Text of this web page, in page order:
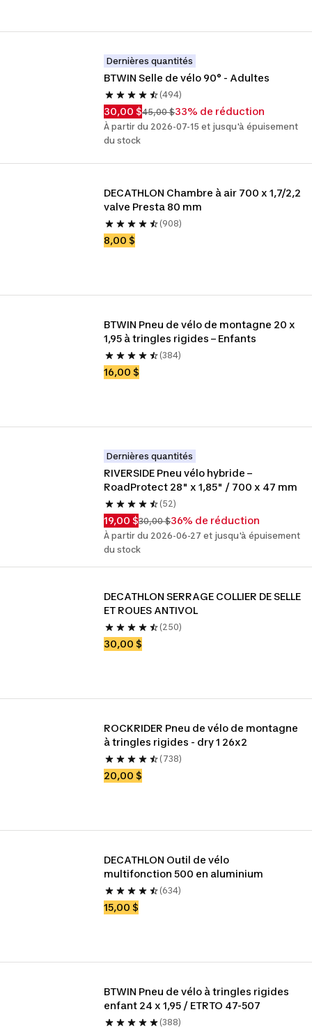
Dernières quantités
BTWIN Selle de vélo 90° - Adultes
(494)
30,00 $45,00 $33% de réduction
À partir du 2026-07-15 et jusqu'à épuisement
du stock
DECATHLON Chambre à air 700 x 1,7/2,2
valve Presta 80 mm
(908)
8,00 $
BTWIN Pneu de vélo de montagne 20 x
1,95 à tringles rigides – Enfants
(384)
16,00 $
Dernières quantités
RIVERSIDE Pneu vélo hybride –
RoadProtect 28" x 1,85" / 700 x 47 mm
(52)
19,00 $30,00 $36% de réduction
À partir du 2026-06-27 et jusqu'à épuisement
du stock
DECATHLON SERRAGE COLLIER DE SELLE
ET ROUES ANTIVOL
(250)
30,00 $
ROCKRIDER Pneu de vélo de montagne
à tringles rigides - dry 1 26x2
(738)
20,00 $
DECATHLON Outil de vélo
multifonction 500 en aluminium
(634)
15,00 $
BTWIN Pneu de vélo à tringles rigides
enfant 24 x 1,95 / ETRTO 47-507
(388)